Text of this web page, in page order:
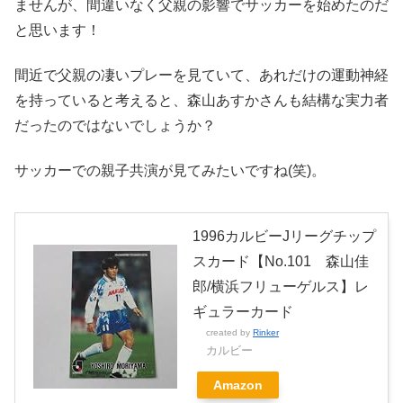
ませんが、間違いなく父親の影響でサッカーを始めたのだ
と思います！
間近で父親の凄いプレーを見ていて、あれだけの運動神経
を持っていると考えると、森山あすかさんも結構な実力者
だったのではないでしょうか？
サッカーでの親子共演が見てみたいですね(笑)。
1996カルビーJリーグチップ
スカード【No.101 森山佳
郎/横浜フリューゲルス】レ
ギュラーカード
created by Rinker
カルビー
Amazon